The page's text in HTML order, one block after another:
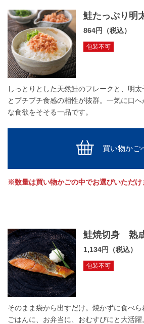
鮭たっぷり明
864円（税込）
包装不可
しっとりとした天然鮭のフレークと、明
とプチプチ食感の相性が抜群。一気に口
な食欲をそそる一品です。
買い物かご
※数量は買い物かごの中でお選びいただけ
鮭焼切身 熟
1,134円（税込）
包装不可
そのまま袋から出すだけ。焼かずに食べ
ごはんに、お弁当に、おむすびにと大活